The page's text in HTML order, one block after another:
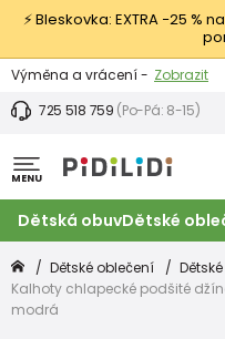
⚡ Bleskovka: EXTRA −25 %
Výměna a vrácení - Zobrazit
Sleva 100 Kč na první nákup -
725 518 759 (Po-Pá: 8-15)
MENU
Dětská obuvDětské
Dětské oblečení
Kalhoty chlapecké podšité
modrá